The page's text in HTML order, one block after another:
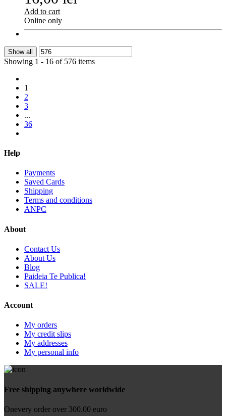
Add to cart
Online only
Show all
Showing 1 - 16 of 576 items
1
2
3
...
36
Help
Payments
Saved Cards
Shipping
Terms and conditions
ANPC
About
Contact Us
About Us
Blog
Paideia Te Publica!
SALE!
Account
My orders
My credit slips
My addresses
My personal info
Free shipping anywhere worldwide
Onevery order over 300.00 euro